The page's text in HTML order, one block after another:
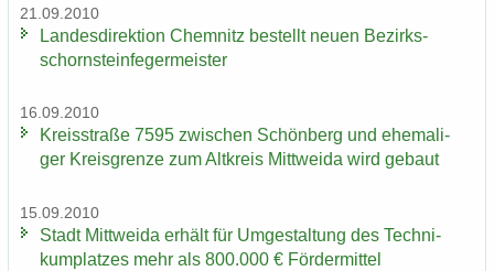
21.09.2010
Lan­des­di­rek­ti­on Chem­nitz be­stellt neuen Be­zirks­
schorn­stein­fe­ger­meis­ter
16.09.2010
Kreis­stra­ße 7595 zwi­schen Schön­berg und ehe­ma­li­
ger Kreis­gren­ze zum Alt­kreis Mitt­wei­da wird ge­baut
15.09.2010
Stadt Mitt­wei­da er­hält für Um­ge­stal­tung des Tech­ni­
kum­plat­zes mehr als 800.000 € För­der­mit­tel